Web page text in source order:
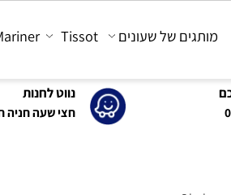
נווט לחנות
חצי שעה חניה חינם
של שעונים Tissot
Mariner